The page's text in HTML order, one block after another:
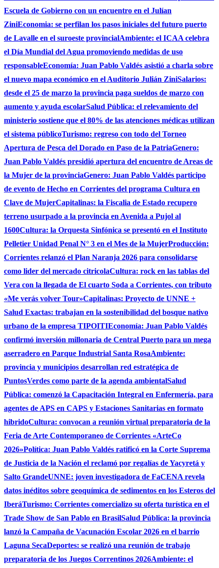
Escuela de Gobierno con un encuentro en el Julían
ZiniEconomia: se perfilan los pasos iniciales del futuro puerto
de Lavalle en el suroeste provincialAmbiente: el ICAA celebra
el Día Mundial del Agua promoviendo medidas de uso
responsableEconomía: Juan Pablo Valdés asistió a charla sobre
el nuevo mapa económico en el Auditorio Julián ZiniSalarios:
desde el 25 de marzo la provincia paga sueldos de marzo con
aumento y ayuda escolarSalud Pública: el relevamiento del
ministerio sostiene que el 80% de las atenciones médicas utilizan
el sistema públicoTurismo: regreso con todo del Torneo
Apertura de Pesca del Dorado en Paso de la PatriaGenero:
Juan Pablo Valdés presidió apertura del encuentro de Areas de
la Mujer de la provinciaGenero: Juan Pablo Valdés participo
de evento de Hecho en Corrientes del programa Cultura en
Clave de MujerCapitalinas: la Fiscalia de Estado recupero
terreno usurpado a la provincia en Avenida a Pujol al
1600Cultura: la Orquesta Sinfónica se presentó en el Instituto
Pelletier Unidad Penal N° 3 en el Mes de la MujerProducción:
Corrientes relanzó el Plan Naranja 2026 para consolidarse
como lider del mercado citricolaCultura: rock en las tablas del
Vera con la llegada de El cuarto Soda a Corrientes, con tributo
«Me verás volver Tour»Capitalinas: Proyecto de UNNE +
Salud Exactas: trabajan en la sostenibilidad del bosque nativo
urbano de la empresa TIPOITIEconomía: Juan Pablo Valdés
confirmó inversión millonaria de Central Puerto para un mega
aserradero en Parque Industrial Santa RosaAmbiente:
provincia y municipios desarrollan red estratégica de
PuntosVerdes como parte de la agenda ambientalSalud
Pública: comenzó la Capacitación Integral en Enfermería, para
agentes de APS en CAPS y Estaciones Sanitarias en formato
hibridoCultura: convocan a reunión virtual preparatoria de la
Feria de Arte Contemporaneo de Corrientes «ArteCo
2026»Política: Juan Pablo Valdés ratificó en la Corte Suprema
de Justicia de la Nación el reclamó por regalías de Yacyretá y
Salto GrandeUNNE: joven investigadora de FaCENA revela
datos inéditos sobre geoquímica de sedimentos en los Esteros del
IberáTurismo: Corrientes comercializo su oferta turística en el
Trade Show de San Pablo en BrasilSalud Pública: la provincia
lanzó la Campaña de Vacunación Escolar 2026 en el barrio
Laguna SecaDeportes: se realizó una reunión de trabajo
preparatoria de los Juegos Correntinos 2026Ambiente: el